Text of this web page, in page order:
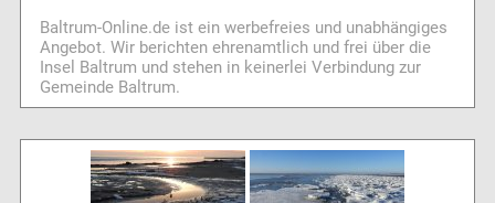
Baltrum-Online.de ist ein werbefreies und unabhängiges
Angebot. Wir berichten ehrenamtlich und frei über die
Insel Baltrum und stehen in keinerlei Verbindung zur
Gemeinde Baltrum.